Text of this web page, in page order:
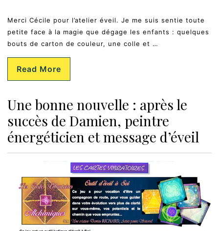
Merci Cécile pour l’atelier éveil. Je me suis sentie toute
petite face à la magie que dégage les enfants : quelques
bouts de carton de couleur, une colle et …
Read More
Une bonne nouvelle : après le
succès de Damien, peintre
énergéticien et message d’éveil